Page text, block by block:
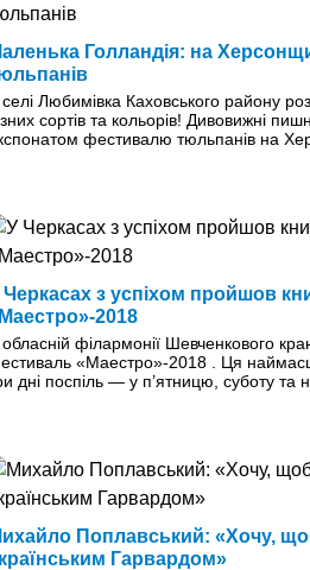
Голландія: на
Любимівка Каховського району
сортів та кольорів! Дивовижні
фестивалю тюльпанів на
Черкасах з успіхом пройшов
2018
філармонії Шевченкового
«Маестро»-2018 . Ця
дні поспіль — у п’ятницю, суботу та
Поплавський: «Хочу,
Гарвардом»